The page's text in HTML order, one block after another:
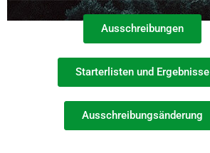
Ausschreibungen
Starterlisten und Ergebnisse
Ausschreibungsänderung